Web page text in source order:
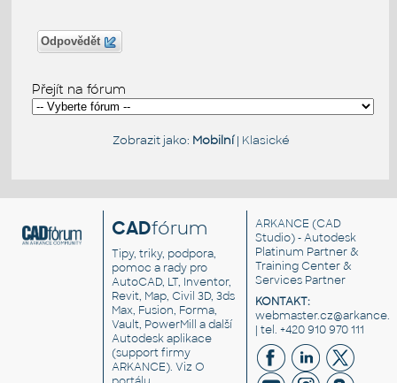
Odpovědět
Přejít na fórum
Zobrazit jako: Mobilní| Klasické
CADfórum
Tipy, triky, podpora,
pomoc a rady pro
AutoCAD, LT, Inventor,
Revit, Map, Civil 3D, 3ds
Max, Fusion, Forma,
Vault, PowerMill a další
Autodesk aplikace
(support firmy
ARKANCE). VizO
ARKANCE (CAD
Studio) - Autodesk
Platinum Partner &
Training Center &
Services Partner
KONTAKT:
| tel. +420 910 970 111